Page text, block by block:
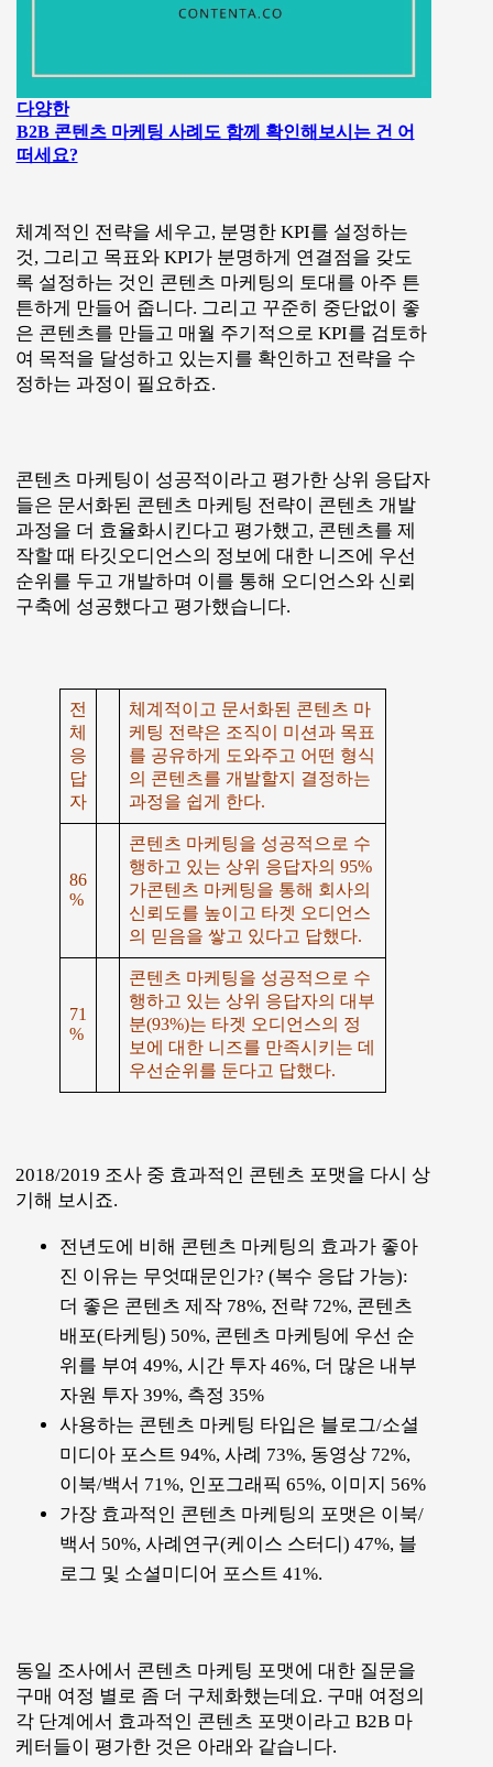
다양한
B2B 콘텐츠 마케팅 사례도 함께 확인해보시는 건 어
떠세요?
체계적인 전략을 세우고, 분명한 KPI를 설정하는
것, 그리고 목표와 KPI가 분명하게 연결점을 갖도
록 설정하는 것인 콘텐츠 마케팅의 토대를 아주 튼
튼하게 만들어 줍니다. 그리고 꾸준히 중단없이 좋
은 콘텐츠를 만들고 매월 주기적으로 KPI를 검토하
여 목적을 달성하고 있는지를 확인하고 전략을 수
정하는 과정이 필요하죠.
콘텐츠 마케팅이 성공적이라고 평가한 상위 응답자
들은 문서화된 콘텐츠 마케팅 전략이 콘텐츠 개발
과정을 더 효율화시킨다고 평가했고, 콘텐츠를 제
작할 때 타깃오디언스의 정보에 대한 니즈에 우선
순위를 두고 개발하며 이를 통해 오디언스와 신뢰
구축에 성공했다고 평가했습니다.
전
체
응
답
자
체계적이고 문서화된 콘텐츠 마
케팅 전략은 조직이 미션과 목표
를 공유하게 도와주고 어떤 형식
의 콘텐츠를 개발할지 결정하는
과정을 쉽게 한다.
86
%
콘텐츠 마케팅을 성공적으로 수
행하고 있는 상위 응답자의 95%
가콘텐츠 마케팅을 통해 회사의
신뢰도를 높이고 타겟 오디언스
의 믿음을 쌓고 있다고 답했다.
71
%
콘텐츠 마케팅을 성공적으로 수
행하고 있는 상위 응답자의 대부
분(93%)는 타겟 오디언스의 정
보에 대한 니즈를 만족시키는 데
우선순위를 둔다고 답했다.
2018/2019 조사 중 효과적인 콘텐츠 포맷을 다시 상
기해 보시죠.
전년도에 비해 콘텐츠 마케팅의 효과가 좋아
진 이유는 무엇때문인가? (복수 응답 가능):
더 좋은 콘텐츠 제작 78%, 전략 72%, 콘텐츠
배포(타케팅) 50%, 콘텐츠 마케팅에 우선 순
위를 부여 49%, 시간 투자 46%, 더 많은 내부
자원 투자 39%, 측정 35%
사용하는 콘텐츠 마케팅 타입은 블로그/소셜
미디아 포스트 94%, 사례 73%, 동영상 72%,
이북/백서 71%, 인포그래픽 65%, 이미지 56%
가장 효과적인 콘텐츠 마케팅의 포맷은 이북/
백서 50%, 사례연구(케이스 스터디) 47%, 블
로그 및 소셜미디어 포스트 41%.
동일 조사에서 콘텐츠 마케팅 포맷에 대한 질문을
구매 여정 별로 좀 더 구체화했는데요. 구매 여정의
각 단계에서 효과적인 콘텐츠 포맷이라고 B2B 마
케터들이 평가한 것은 아래와 같습니다.